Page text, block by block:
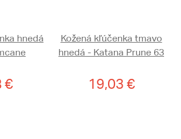
hnedá
€
Kožená kľúčenka tmavo
hnedá - Katana Prune 63
19,03 €